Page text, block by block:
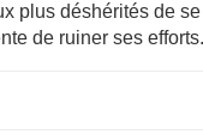
plus déshérités de
de ruiner ses